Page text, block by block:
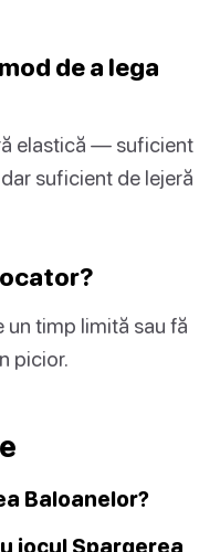
de a lega
elastică — suficient
suficient de lejeră
timp limită sau fă
picior.
Baloanelor?
jocul Spargerea